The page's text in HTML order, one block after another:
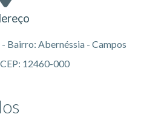
Bairro: Abernéssia - Campos
12460-000